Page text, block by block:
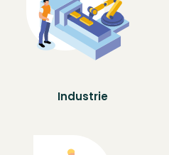
Industrie